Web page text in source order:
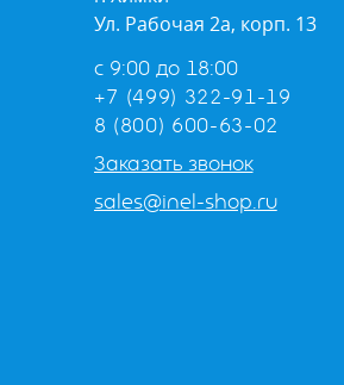
Ул. Рабочая 2а, корп. 13
с 9:00 до 18:00
+7 (499) 322-91-19
8 (800) 600-63-02
Заказать звонок
sales@inel-shop.ru